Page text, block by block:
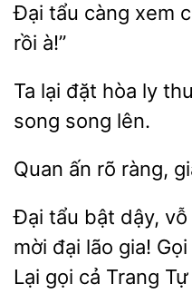
Đại tẩu càng xem
à!”
Ta lại đặt hòa
song
lên.
Quan rõ ràng,
Đại tẩu bật dậy,
mời đại lão gia!
Lại gọi cả